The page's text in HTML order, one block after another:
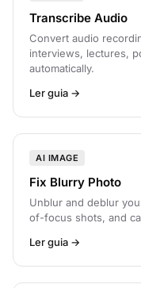
Transcribe Audio
Convert audio
interviews, lectures,
automatically.
Ler guia →
AI IMAGE
Fix Blurry Photo
Unblur and deblur
of-focus shots, and
Ler guia →